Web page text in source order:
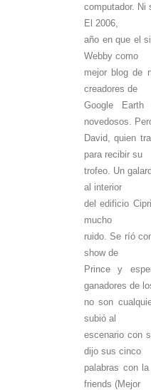
computador. Ni
El 2006,
año en que el
Webby como
mejor blog de
creadores de
Google
novedosos.
David, quien
para recibir su
trofeo. Un
al interior
del edificio
mucho
ruido. Se ríó
show de
Prince y
ganadores de
no son
subió al
escenario con
dijo sus cinco
palabras con
friends (Mejor